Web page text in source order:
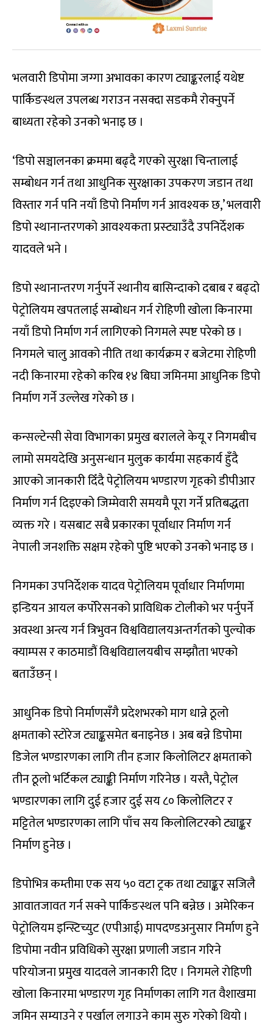
भलवारी डिपोमा जग्गा अभावका कारण ट्याङ्करलाई यथेष्ट
पार्किङस्थल उपलब्ध गराउन नसक्दा सडकमै रोक्नुपर्ने
बाध्यता रहेको उनको भनाइ छ ।
‘डिपो सञ्चालनका क्रममा बढ्दै गएको सुरक्षा चिन्तालाई
सम्बोधन गर्न तथा आधुनिक सुरक्षाका उपकरण जडान तथा
विस्तार गर्न पनि नयाँ डिपो निर्माण गर्न आवश्यक छ,’ भलवारी
डिपो स्थानान्तरणको आवश्यकता प्रस्ट्याउँदै उपनिर्देशक
यादवले भने ।
डिपो स्थानान्तरण गर्नुपर्ने स्थानीय बासिन्दाको दबाब र बढ्दो
पेट्रोलियम खपतलाई सम्बोधन गर्न रोहिणी खोला किनारमा
नयाँ डिपो निर्माण गर्न लागिएको निगमले स्पष्ट परेको छ ।
निगमले चालु आवको नीति तथा कार्यक्रम र बजेटमा रोहिणी
नदी किनारमा रहेको करिब १४ बिघा जमिनमा आधुनिक डिपो
निर्माण गर्ने उल्लेख गरेको छ ।
कन्सल्टेन्सी सेवा विभागका प्रमुख बरालले केयू र निगमबीच
लामो समयदेखि अनुसन्धान मुलुक कार्यमा सहकार्य हुँदै
आएको जानकारी दिँदै पेट्रोलियम भण्डारण गृहको डीपीआर
निर्माण गर्न दिइएको जिम्मेवारी समयमै पूरा गर्ने प्रतिबद्धता
व्यक्त गरे । यसबाट सबै प्रकारका पूर्वाधार निर्माण गर्न
नेपाली जनशक्ति सक्षम रहेको पुष्टि भएको उनको भनाइ छ ।
निगमका उपनिर्देशक यादव पेट्रोलियम पूर्वाधार निर्माणमा
इन्डियन आयल कर्पोरेसनको प्राविधिक टोलीको भर पर्नुपर्ने
अवस्था अन्त्य गर्न त्रिभुवन विश्वविद्यालयअन्तर्गतको पुल्चोक
क्याम्पस र काठमाडौं विश्वविद्यालयबीच सम्झौता भएको
बताउँछन् ।
आधुनिक डिपो निर्माणसँगै प्रदेशभरको माग धान्ने ठूलो
क्षमताको स्टोरेज ट्याङ्कसमेत बनाइनेछ । अब बन्ने डिपोमा
डिजेल भण्डारणका लागि तीन हजार किलोलिटर क्षमताको
तीन ठूलो भर्टिकल ट्याङ्की निर्माण गरिनेछ । यस्तै, पेट्रोल
भण्डारणका लागि दुई हजार दुई सय ८० किलोलिटर र
मट्टितेल भण्डारणका लागि पाँच सय किलोलिटरको ट्याङ्कर
निर्माण हुनेछ ।
डिपोभित्र कम्तीमा एक सय ५० वटा ट्रक तथा ट्याङ्कर सजिलै
आवातजावत गर्न सक्ने पार्किङस्थल पनि बन्नेछ । अमेरिकन
पेट्रोलियम इन्स्टिच्युट (एपीआई) मापदण्डअनुसार निर्माण हुने
डिपोमा नवीन प्रविधिको सुरक्षा प्रणाली जडान गरिने
परियोजना प्रमुख यादवले जानकारी दिए । निगमले रोहिणी
खोला किनारमा भण्डारण गृह निर्माणका लागि गत वैशाखमा
जमिन सम्याउने र पर्खाल लगाउने काम सुरु गरेको थियो ।